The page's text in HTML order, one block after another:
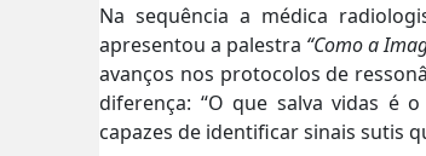
Na sequência a médica
apresentou a palestra “Como a
avanços nos protocolos de
diferença: “O que salva vidas é
capazes de identificar sinais sutis